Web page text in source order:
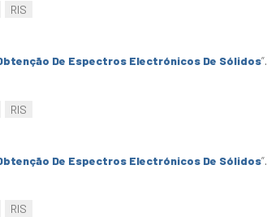
RIS
De Espectros Electrónicos De Sólidos”.
RIS
De Espectros Electrónicos De Sólidos”.
RIS